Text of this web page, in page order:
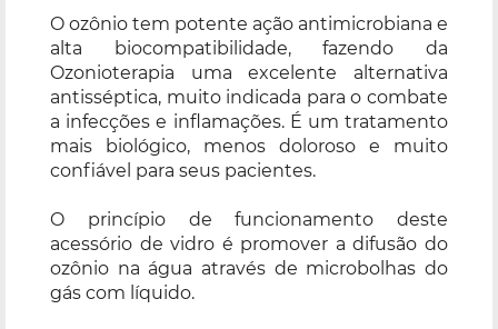
O ozônio tem potente ação antimicrobiana e
alta biocompatibilidade, fazendo da
Ozonioterapia uma excelente alternativa
antisséptica, muito indicada para o combate
a infecções e inflamações. É um tratamento
mais biológico, menos doloroso e muito
confiável para seus pacientes.
O princípio de funcionamento deste
acessório de vidro é promover a difusão do
ozônio na água através de microbolhas do
gás com líquido.